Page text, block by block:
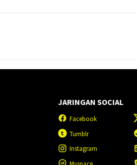
JARINGAN SOCIAL
Facebook
Tumblr
Instagram